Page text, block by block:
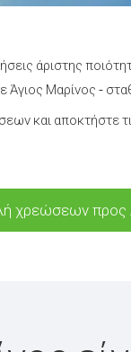
άριστης
Άγιος Μαρίνος -
και αποκτήστε
χρεώσεων προς